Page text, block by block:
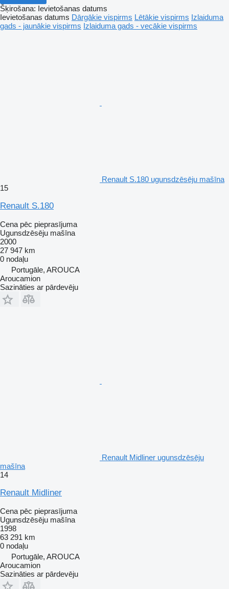
Šķirošana: Ievietošanas datums
Ievietošanas datums Dārgākie vispirms Lētākie vispirms Izlaiduma
gads - jaunākie vispirms Izlaiduma gads - vecākie vispirms
Renault S.180 ugunsdzēsēju mašīna
15
Renault S.180
Cena pēc pieprasījuma
Ugunsdzēsēju mašīna
2000
27 947 km
0 nodaļu
Portugāle, AROUCA
Aroucamion
Sazināties ar pārdevēju
Renault Midliner ugunsdzēsēju
mašīna
14
Renault Midliner
Cena pēc pieprasījuma
Ugunsdzēsēju mašīna
1998
63 291 km
0 nodaļu
Portugāle, AROUCA
Aroucamion
Sazināties ar pārdevēju